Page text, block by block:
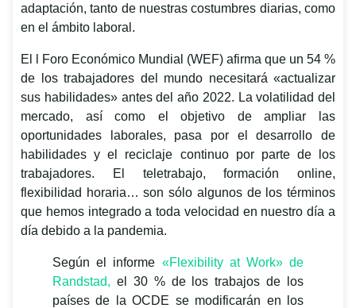
adaptación, tanto de nuestras costumbres diarias, como
en el ámbito laboral.
El l Foro Económico Mundial (WEF) afirma que un 54 %
de los trabajadores del mundo necesitará «actualizar
sus habilidades» antes del año 2022. La volatilidad del
mercado, así como el objetivo de ampliar las
oportunidades laborales, pasa por el desarrollo de
habilidades y el reciclaje continuo por parte de los
trabajadores. El teletrabajo, formación online,
flexibilidad horaria… son sólo algunos de los términos
que hemos integrado a toda velocidad en nuestro día a
día debido a la pandemia.
Según el informe «Flexibility at Work» de
Randstad, el 30 % de los trabajos de los
países de la OCDE se modificarán en los